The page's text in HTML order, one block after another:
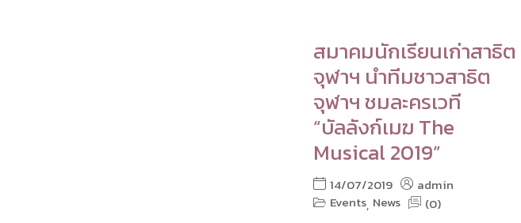
สมาคมนักเรียนเก่าสาธิต
จุฬาฯ นำทีมชาวสาธิต
จุฬาฯ ชมละครเวที
“บัลลังก์เมฆ The
Musical 2019”
14/07/2019
admin
Events, News (0)